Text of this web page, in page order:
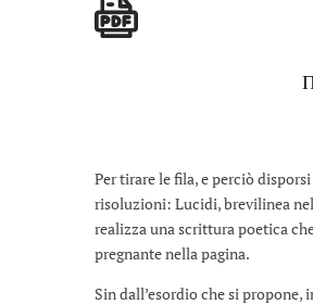
Per tirare le fila, e perciò
risoluzioni: Lucidi, brevilinea
realizza una scrittura poetica
pregnante nella pagina.
Sin dall’esordio che si